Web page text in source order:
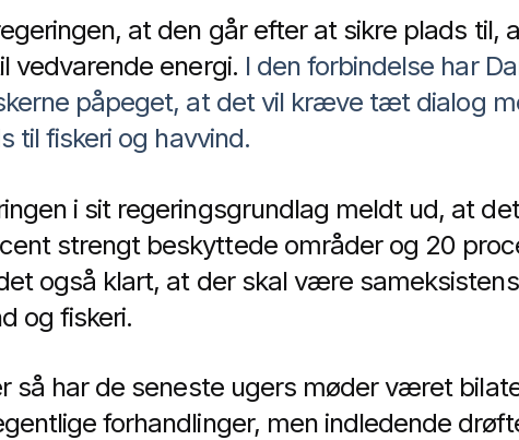
at den går efter at sikre plads til,
vedvarende energi. I den forbindelse har
påpeget, at det vil kræve tæt dialog
til fiskeri og havvind.
i sit regeringsgrundlag meldt ud, at
strengt beskyttede områder og 20
også klart, at der skal være
og fiskeri.
så har de seneste ugers møder været
forhandlinger, men indledende